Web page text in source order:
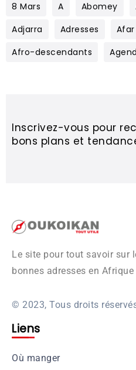
8 Mars
A Abomey
Adjarra
Adresses Afar
Afro-descendants
Inscrivez-vous pour
bons plans et
Le site pour tout savoir sur
bonnes adresses en Afrique
© 2023, Tous droits
Liens
Où manger